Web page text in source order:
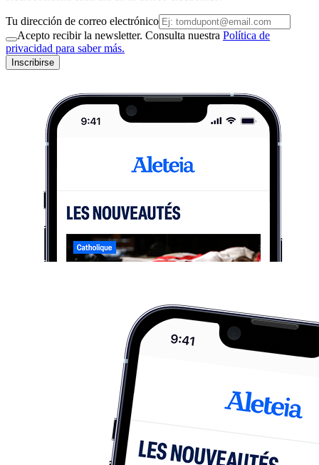
Tu dirección de correo electrónico
Acepto recibir la newsletter. Consulta nuestra Política de
privacidad para saber más.
Inscribirse